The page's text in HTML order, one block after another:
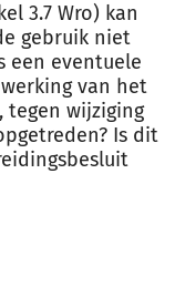
3.7 Wro) kan
gebruik niet
een eventuele
van het
tegen wijziging
Is dit